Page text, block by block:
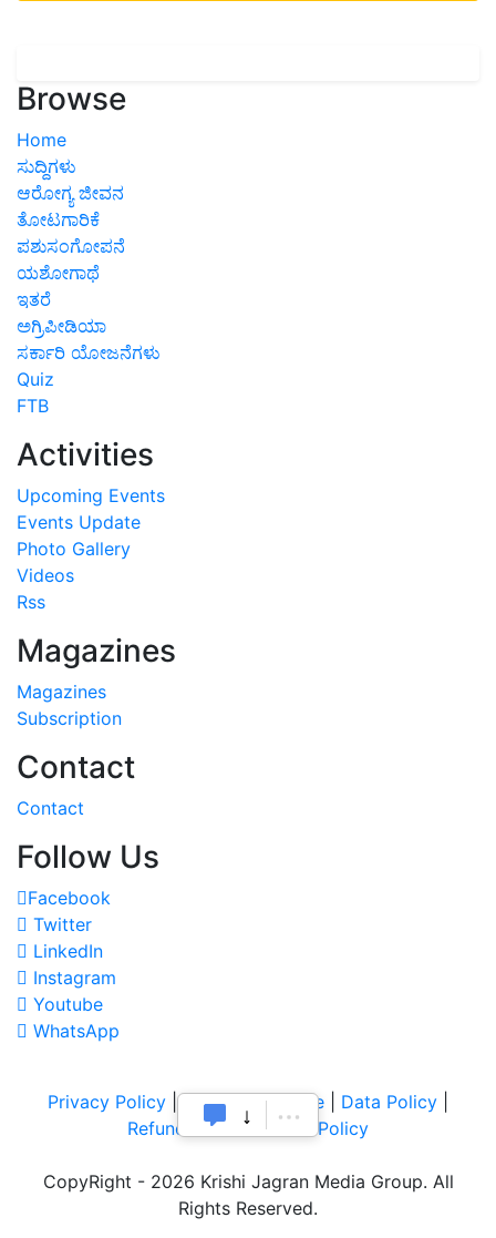
Browse
Home
ಸುದ್ದಿಗಳು
ಆರೋಗ್ಯ ಜೀವನ
ತೋಟಗಾರಿಕೆ
ಪಶುಸಂಗೋಪನೆ
ಯಶೋಗಾಥೆ
ಇತರೆ
ಅಗ್ರಿಪೀಡಿಯಾ
ಸರ್ಕಾರಿ ಯೋಜನೆಗಳು
Quiz
FTB
Activities
Upcoming Events
Events Update
Photo Gallery
Videos
Rss
Magazines
Magazines
Subscription
Contact
Contact
Follow Us
Facebook
Twitter
LinkedIn
Instagram
Youtube
WhatsApp
Privacy Policy |Terms of Service Data Policy
Refund & Cancellation Policy
CopyRight - 2026 Krishi Jagran Media Group. All
Rights Reserved.